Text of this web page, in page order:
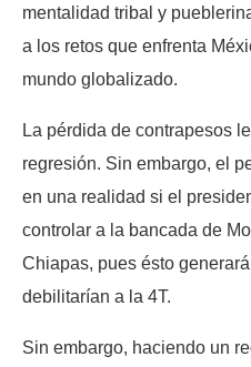
mentalidad tribal y
a los retos que enfrenta
mundo globalizado.
La pérdida de contrapesos
regresión. Sin embargo, el
en una realidad si el
controlar a la bancada de
Chiapas, pues ésto
debilitarían a la 4T.
Sin embargo, haciendo un